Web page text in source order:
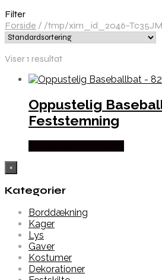
Filter
Forside / /tmp/xim_id_2046-
Viser 1 resultat
Oppustelig
Feststemning
×
Kategorier
Borddækning
Kager
Lys
Gaver
Kostumer
Dekorationer